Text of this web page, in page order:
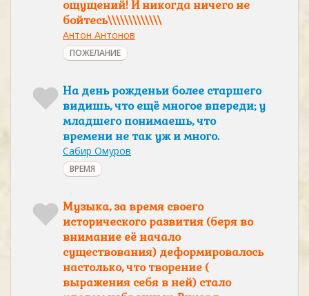
ощущений! И никогда ничего не
бойтесь\\\\\\\\\\\\\
Антон Антонов
ПОЖЕЛАНИЕ
На день рожденьи более старшего
видишь, что ещё многое впереди; у
младшего понимаешь, что
времени не так уж и много.
Сабир Омуров
ВРЕМЯ
Музыка, за время своего
исторического развития (беря во
внимание её начало
существования) деформировалось
настолько, что творение (
выражения себя в ней) стало